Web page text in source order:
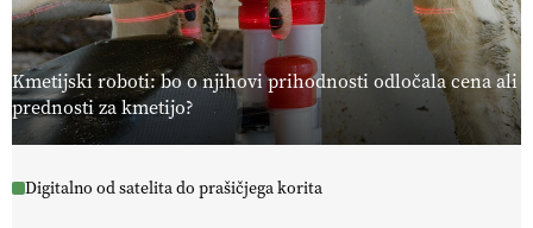
Kmetijski roboti: bo o njihovi prihodnosti odločala cena ali
prednosti za kmetijo?
Digitalno od satelita do prašičjega korita